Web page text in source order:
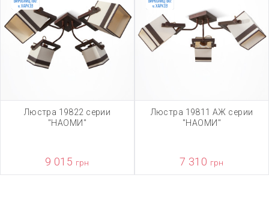
Люстра 19822 серии
"НАОМИ"
9 015 грн
Люстра 19811 АЖ серии
"НАОМИ"
7 310 грн